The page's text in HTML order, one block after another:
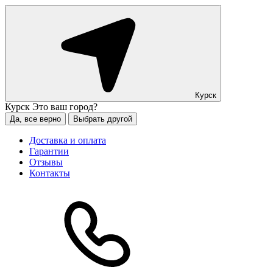
Курск
Курск Это ваш город?
Да, все верно Выбрать другой
Доставка и оплата
Гарантии
Отзывы
Контакты